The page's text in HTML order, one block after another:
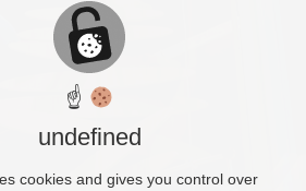
☝
undefined
cookies and gives you control over